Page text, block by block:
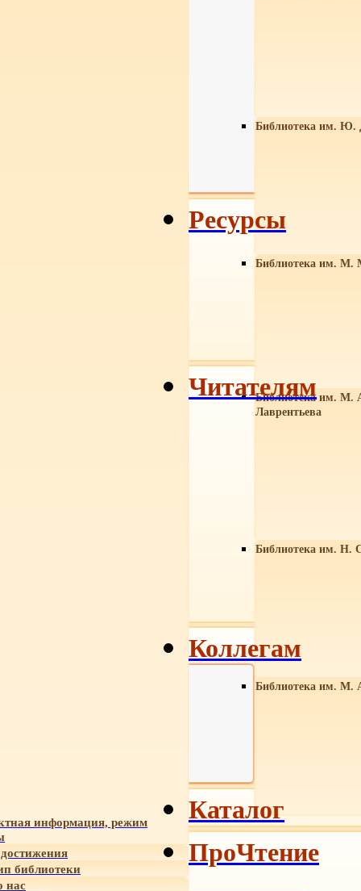
Библиотека им. Ю.
Библиотека им. М.
Библиотека им. М.
Лаврентьева
Библиотека им. Н.
Библиотека им. М.
информация, режим
библиотеки
нас
Ресурсы
Читателям
Коллегам
Каталог
ПроЧтение